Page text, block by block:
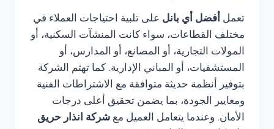
تعمل أفضل أي بانل على تلبية احتياجات العملاء في
مختلف القطاعات، سواء كانت المنشآت السكنية، أو
المولات التجارية، أو المصانع، أو المدارس، أو
المستشفيات، أو المباني الإدارية. كما تهتم الشركة
بتوفير أنظمة حديثة متوافقة مع الاشتراطات الفنية
ومعايير الجودة، بما يضمن تحقيق أعلى درجات
الأمان. وعندما يتعامل العميل مع شركة انذار حريق